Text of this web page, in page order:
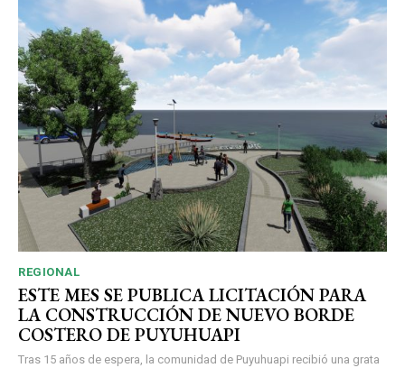
REGIONAL
ESTE MES SE PUBLICA LICITACIÓN PARA
LA CONSTRUCCIÓN DE NUEVO BORDE
COSTERO DE PUYUHUAPI
Tras 15 años de espera, la comunidad de Puyuhuapi recibió una grata